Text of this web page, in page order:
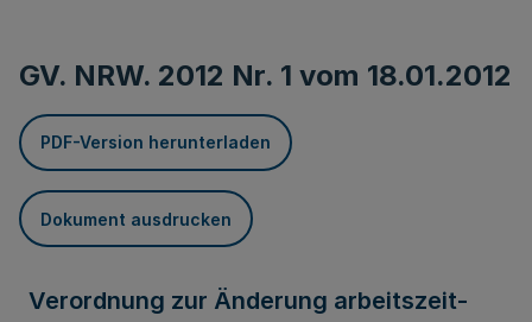
GV. NRW. 2012 Nr. 1 vom 18.01.2012
PDF-Version herunterladen
Dokument ausdrucken
Verordnung zur Änderung arbeitszeit-